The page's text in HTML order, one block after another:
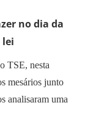
no dia da
lei
TSE, nesta
mesários junto
analisaram uma